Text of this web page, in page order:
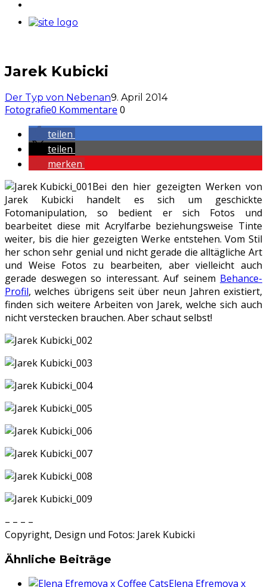
Jarek Kubicki
Der Typ von Nebenan9. April 2014
Fotografie0 Kommentare 0
teilen
teilen
merken
Bei den hier gezeigten Werken von
Jarek Kubicki handelt es sich um geschickte
Fotomanipulation, so bedient er sich Fotos und
bearbeitet diese mit Acrylfarbe beziehungsweise Tinte
weiter, bis die hier gezeigten Werke entstehen. Vom Stil
her schon sehr genial und nicht gerade die alltägliche Art
und Weise Fotos zu bearbeiten, aber vielleicht auch
gerade deswegen so interessant. Auf seinem Behance-
Profil, welches übrigens seit über neun Jahren existiert,
finden sich weitere Arbeiten von Jarek, welche sich auch
nicht verstecken brauchen. Aber schaut selbst!
– – – –
Copyright, Design und Fotos: Jarek Kubicki
Ähnliche Beiträge
Elena Efremova x